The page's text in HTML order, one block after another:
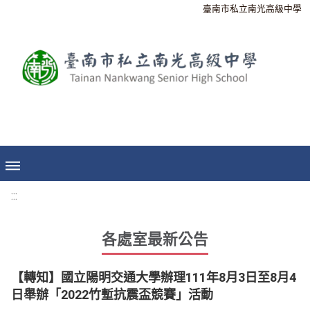
臺南市私立南光高級中學
:::
各處室最新公告
【轉知】國立陽明交通大學辦理111年8月3日至8月4
日舉辦「2022竹塹抗震盃競賽」活動